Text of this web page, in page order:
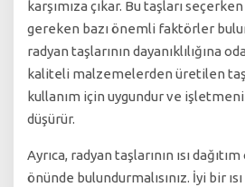
karşımıza çıkar. Bu taşları
gereken bazı önemli faktörler
radyan taşlarının dayanıklılığına
kaliteli malzemelerden üretilen
kullanım için uygundur ve
düşürür.
Ayrıca, radyan taşlarının ısı
önünde bulundurmalısınız. İyi bir